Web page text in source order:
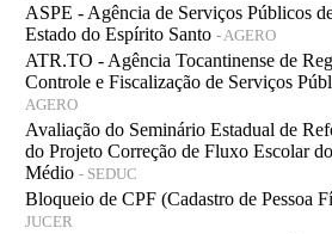
ASPE - Agência de Serviços Públicos
Estado do Espírito Santo - AGERO
ATR.TO - Agência Tocantinense de
Controle e Fiscalização de Serviços
AGERO
Avaliação do Seminário Estadual de
do Projeto Correção de Fluxo Escolar
Médio - SEDUC
Bloqueio de CPF (Cadastro de Pessoa
JUCER